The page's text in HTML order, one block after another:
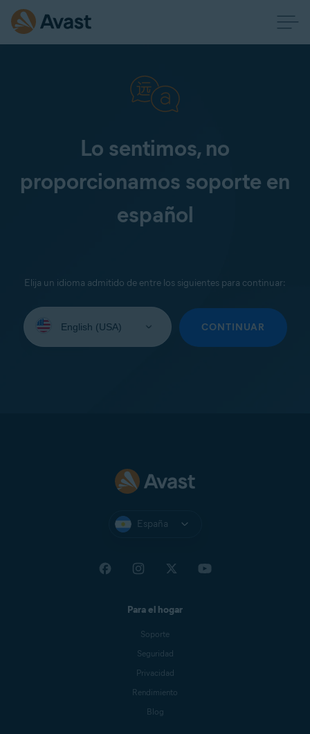
Lo sentimos, no
proporcionamos soporte en
español
Elija un idioma admitido de entre los siguientes para continuar:
su
CONTINUAR
España
Para el hogar
Soporte
Seguridad
Privacidad
Rendimiento
Blog